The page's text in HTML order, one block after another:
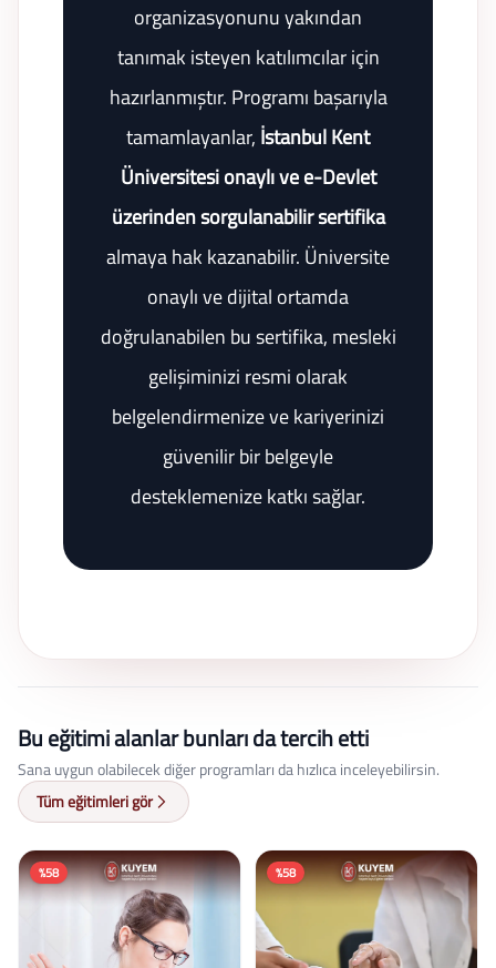
organizasyonunu yakından
tanımak isteyen katılımcılar için
hazırlanmıştır. Programı başarıyla
tamamlayanlar, İstanbul Kent
Üniversitesi onaylı ve e-Devlet
üzerinden sorgulanabilir sertifika
almaya hak kazanabilir. Üniversite
onaylı ve dijital ortamda
doğrulanabilen bu sertifika, mesleki
gelişiminizi resmi olarak
belgelendirmenize ve kariyerinizi
güvenilir bir belgeyle
desteklemenize katkı sağlar.
Bu eğitimi alanlar bunları da tercih etti
Sana uygun olabilecek diğer programları da hızlıca inceleyebilirsin.
Tüm eğitimleri gör
%58 %58